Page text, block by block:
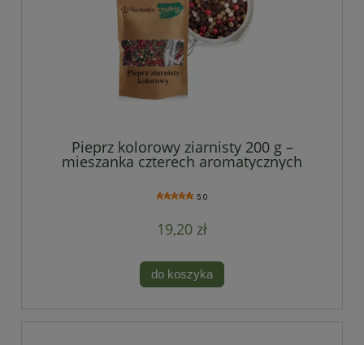
Pieprz kolorowy ziarnisty 200 g –
mieszanka czterech aromatycznych
5.0
19,20 zł
do koszyka